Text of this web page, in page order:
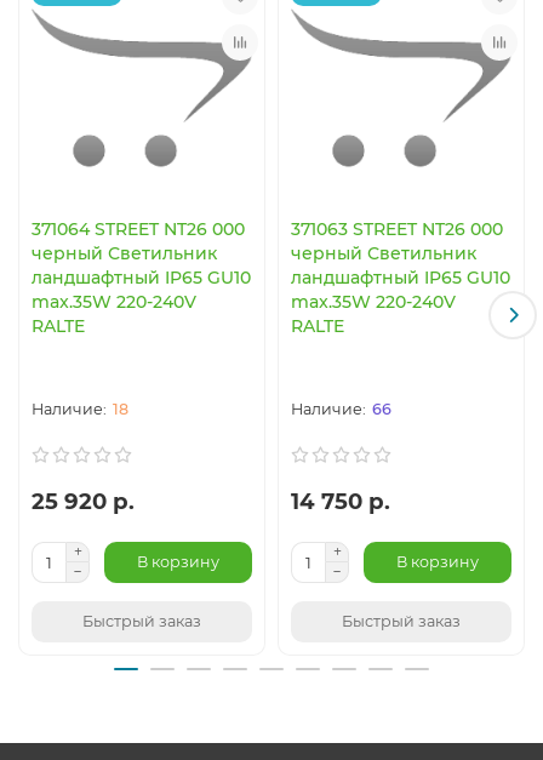
371064 STREET NT26 000
черный Светильник
ландшафтный IP65 GU10
max.35W 220-240V
RALTE
18
25 920 р.
В корзину
Быстрый заказ
371063 STREET NT26 000
черный Светильник
ландшафтный IP65 GU10
max.35W 220-240V
RALTE
66
14 750 р.
В корзину
Быстрый заказ